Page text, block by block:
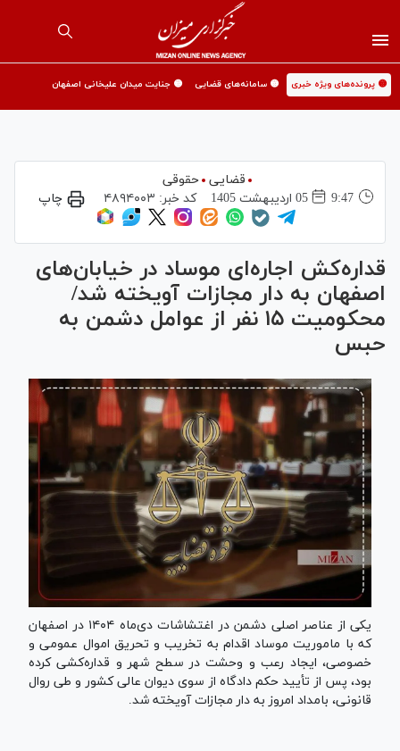
🟡 پرونده‌های ویژه خبری 🟡 سامانه‌های قضایی 🟡 جنایت میدان علیخانی اصفهان
قضایی حقوقی
9:47
05 ارديبهشت 1405 کد خبر: ۴۸۹۴۰۰۳ چاپ
قداره‌کش اجاره‌ای موساد در خیابان‌های
اصفهان به دار مجازات آویخته شد/
محکومیت ۱۵ نفر از عوامل دشمن به
حبس
یکی از عناصر اصلی دشمن در اغتشاشات دی‌ماه ۱۴۰۴ در اصفهان
که با ماموریت موساد اقدام به تخریب و تحریق اموال عمومی و
خصوصی، ایجاد رعب و وحشت در سطح شهر و قداره‌کشی کرده
بود، پس از تأیید حکم دادگاه از سوی دیوان عالی کشور و طی روال
قانونی، بامداد امروز به دار مجازات آویخته شد.